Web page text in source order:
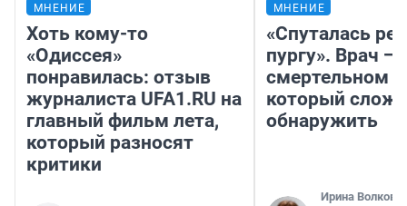
МНЕНИЕ
Хоть кому-то
«Одиссея»
понравилась: отзыв
журналиста UFA1.RU на
главный фильм лета,
который разносят
критики
МНЕНИЕ
«Спуталась
пургу». Врач —
смертельном
который
обнаружить
Ирина Волкова